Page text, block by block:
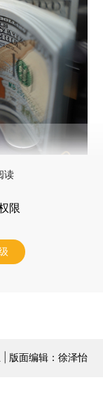
读
限
版面编辑：徐泽怡